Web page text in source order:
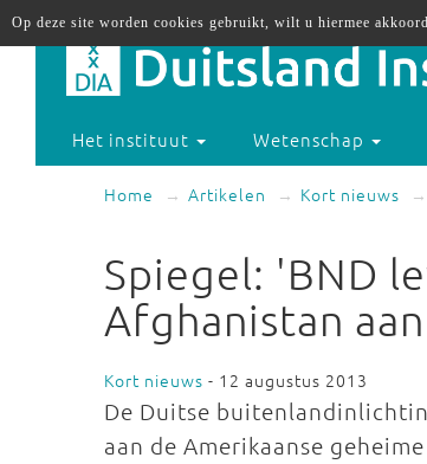
Het instituut Wetenschap
Home Artikelen Kort nieuws
Spiegel: 'BND
Afghanistan
Kort nieuws - 12 augustus 2013
De Duitse
aan de Amerikaanse
Op deze site worden cookies gebruikt, wilt u hiermee